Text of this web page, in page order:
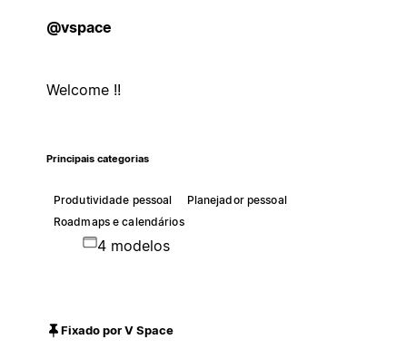
@vspace
Welcome !!
Principais categorias
Produtividade pessoal
Planejador pessoal
Roadmaps e calendários
4 modelos
Fixado por V Space